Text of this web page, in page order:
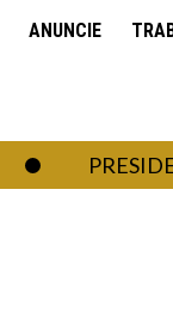
ANUNCIE
PRESIDENTE